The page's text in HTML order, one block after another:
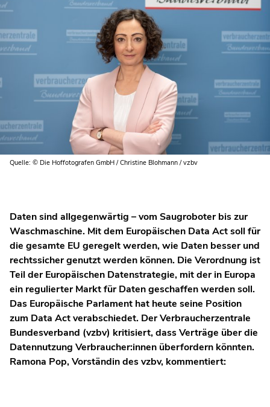
Quelle: © Die Hoffotografen GmbH / Christine Blohmann / vzbv
Daten sind allgegenwärtig – vom Saugroboter bis zur
Waschmaschine. Mit dem Europäischen Data Act soll für
die gesamte EU geregelt werden, wie Daten besser und
rechtssicher genutzt werden können. Die Verordnung ist
Teil der Europäischen Datenstrategie, mit der in Europa
ein regulierter Markt für Daten geschaffen werden soll.
Das Europäische Parlament hat heute seine Position
zum Data Act verabschiedet. Der Verbraucherzentrale
Bundesverband (vzbv) kritisiert, dass Verträge über die
Datennutzung Verbraucher:innen überfordern könnten.
Ramona Pop, Vorständin des vzbv, kommentiert: